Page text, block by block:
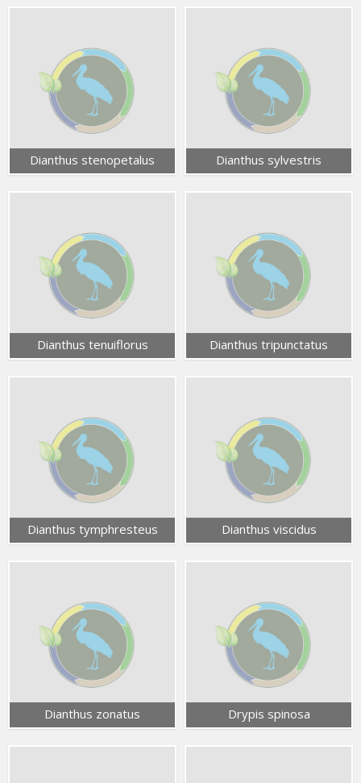
Dianthus stenopetalus Dianthus sylvestris
Dianthus tenuiflorus Dianthus tripunctatus
Dianthus tymphresteus Dianthus viscidus
Dianthus zonatus Drypis spinosa